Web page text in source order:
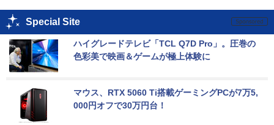
Special Site
ハイグレードテレビ「TCL Q7D Pro」。圧巻の
色彩美で映画＆ゲームが極上体験に
マウス、RTX 5060 Ti搭載ゲーミングPCが7万5,
000円オフで30万円台！